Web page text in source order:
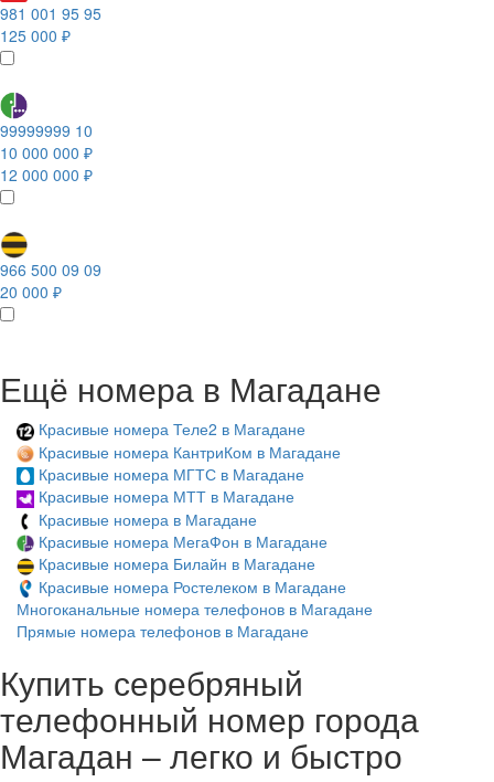
981 001 95 95
125 000 ₽
99999999 10
10 000 000 ₽
12 000 000 ₽
966 500 09 09
20 000 ₽
Ещё номера в Магадане
Красивые номера Теле2 в Магадане
Красивые номера КантриКом в Магадане
Красивые номера МГТС в Магадане
Красивые номера МТТ в Магадане
Красивые номера в Магадане
Красивые номера МегаФон в Магадане
Красивые номера Билайн в Магадане
Красивые номера Ростелеком в Магадане
Многоканальные номера телефонов в Магадане
Прямые номера телефонов в Магадане
Купить серебряный
телефонный номер города
Магадан – легко и быстро